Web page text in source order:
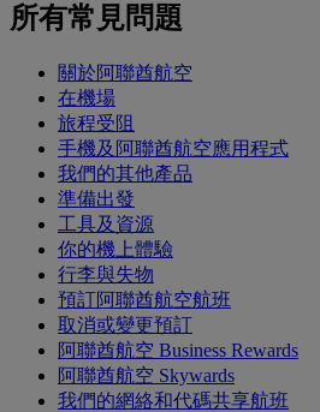
所有常見問題
關於阿聯酋航空
在機場
旅程受阻
手機及阿聯酋航空應用程式
我們的其他產品
準備出發
工具及資源
你的機上體驗
行李與失物
預訂阿聯酋航空航班
取消或變更預訂
阿聯酋航空 Business Rewards
阿聯酋航空 Skywards
我們的網絡和代碼共享航班